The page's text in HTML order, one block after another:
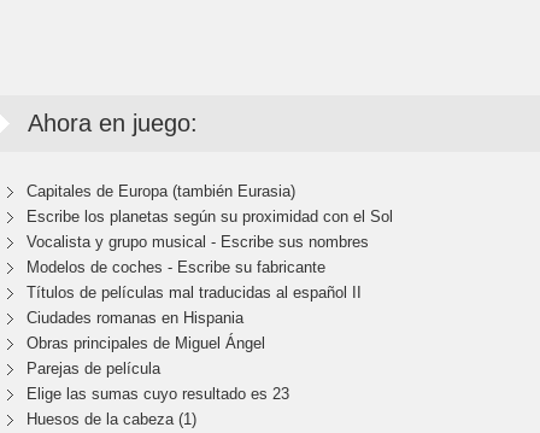
Ahora en juego:
Capitales de Europa (también Eurasia)
Escribe los planetas según su proximidad con el Sol
Vocalista y grupo musical - Escribe sus nombres
Modelos de coches - Escribe su fabricante
Títulos de películas mal traducidas al español II
Ciudades romanas en Hispania
Obras principales de Miguel Ángel
Parejas de película
Elige las sumas cuyo resultado es 23
Huesos de la cabeza (1)